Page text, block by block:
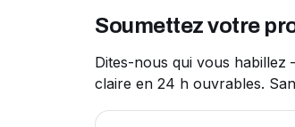
Soumettez votre
Dites-nous qui vous
claire en 24 h ouvrables.